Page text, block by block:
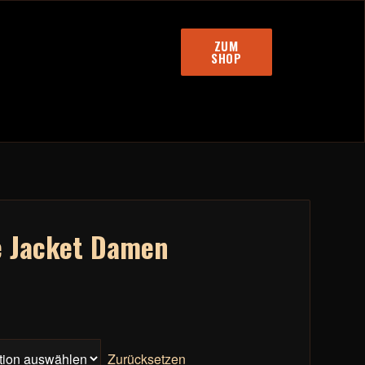
ZUM
SHOP
Jacket Damen
Zurücksetzen